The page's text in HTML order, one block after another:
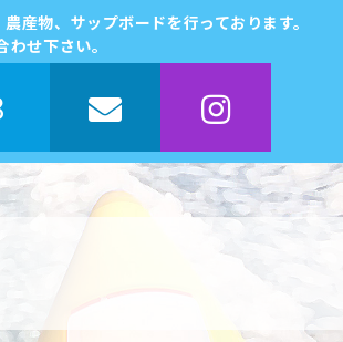
産物、サップボードを行っております。
せ下さい。